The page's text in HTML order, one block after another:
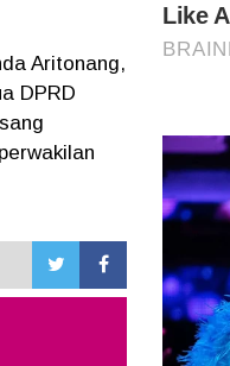
Aritonang,
DPRD